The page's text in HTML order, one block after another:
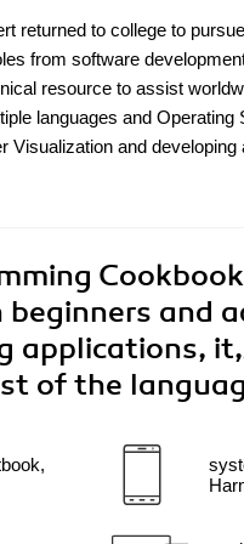
returned to college to
from software
resource to assist
languages and
and
and
applications,
of the